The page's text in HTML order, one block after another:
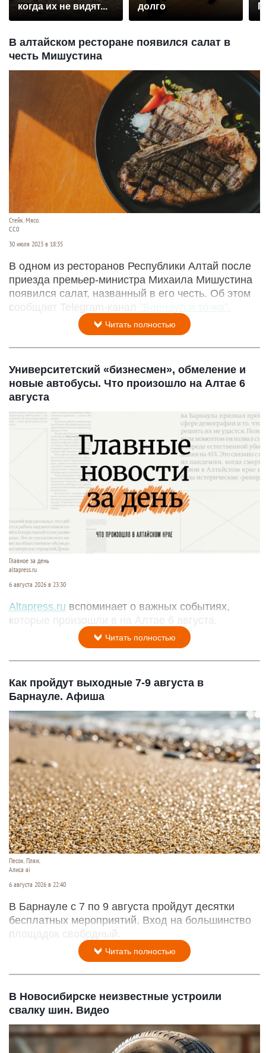
когда их не видят... долго
В алтайском ресторане появился салат в
честь Мишустина
Стейк. Мясо.
СС0
30 июля 2023 в 18:35
В одном из ресторанов Республики Алтай после
приезда премьер-министра Михаила Мишустина
появился салат, названный в его честь. Об этом
сообщает Telegram-канал "Барнаул и точка".
Читать полностью
Университетский «бизнесмен», обмеление и
новые автобусы. Что произошло на Алтае 6
августа
Главное за день
altapress.ru
6 августа 2026 в 23:30
Altapress.ru вспоминает о важных событиях,
которые произошли в на Алтае 6 августа.
Читать полностью
Как пройдут выходные 7-9 августа в
Барнауле. Афиша
Песок. Пляж.
Алиса ai
6 августа 2026 в 22:40
В Барнауле с 7 по 9 августа пройдут десятки
бесплатных мероприятий. Вход на большинство
площадок свободный.
Читать полностью
В Новосибирске неизвестные устроили
свалку шин. Видео